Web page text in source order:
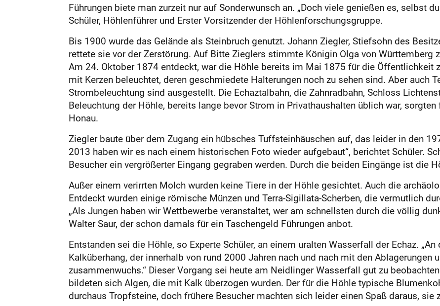
Führungen biete man zurzeit nur auf Sonderwunsch an. „Doch viele genießen es, selbst
Schüler, Höhlenführer und Ers­ter Vorsitzender der Höhlenforschungsgruppe.
Bis 1900 wurde das Gelände als Steinbruch genutzt. Johann ­Ziegler, Stiefsohn des
rettete sie vor der Zerstörung. Auf Bitte Zieglers stimmte Königin Olga von Württemberg
Am 24. Oktober 1874 entdeckt, war die Höhle bereits im Mai 1875 für die Öffentlichkeit
mit Kerzen beleuchtet, deren geschmiedete Halterungen noch zu sehen sind. Aber auch
Strombeleuchtung sind ausgestellt. Die Echaztalbahn, die Zahnradbahn, Schloss
Beleuchtung der Höhle, bereits lange bevor Strom in Privathaushalten üblich war,
Honau.
Ziegler baute über dem Zugang ein hübsches Tuffsteinhäuschen auf, das leider in den
2013 haben wir es nach einem historischen Foto wieder aufgebaut“, berichtet Schüler.
Besucher ein vergrößerter Eingang gegraben werden. Durch die beiden Eingänge ist die
Außer einem verirrten Molch wurden keine Tiere in der Höhle gesichtet. Auch die
Entdeckt wurden einige römische Münzen und Terra-­Sigillata-Scherben, die vermutlich
„Als Jungen haben wir Wettbewerbe veranstaltet, wer am schnellsten durch die völlig
Walter Saur, der schon damals für ein Taschengeld Führungen anbot.
Entstanden sei die Höhle, so Experte Schüler, an einem uralten Wasserfall der Echaz.
Kalküberhang, der innerhalb von rund 2000 Jahren nach und nach mit den Ablagerungen
zusammenwuchs.“ Dieser Vorgang sei heute am Neidlinger Wasserfall gut zu
bildeten sich Algen, die mit Kalk überzogen wurden. Der für die Höhle typische
durchaus Tropfsteine, doch frühere Besucher machten sich leider einen Spaß daraus, sie